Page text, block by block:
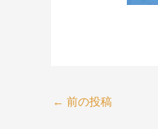
← 前の投稿